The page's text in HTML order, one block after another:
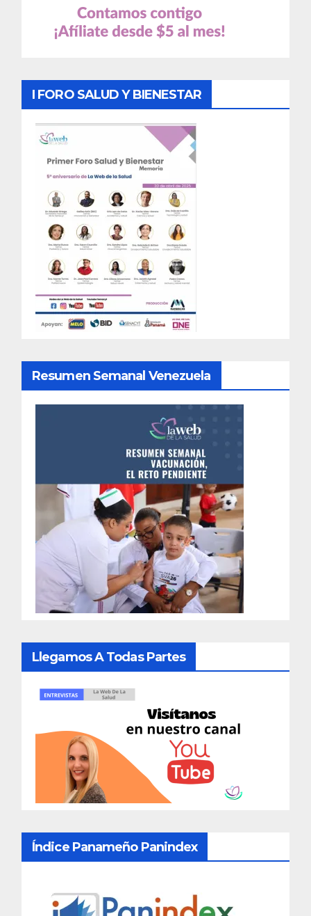
I FORO SALUD Y BIENESTAR
Resumen Semanal Venezuela
Llegamos A Todas Partes
Índice Panameño Panindex